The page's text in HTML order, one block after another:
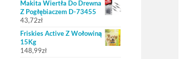
Makita Wiertła Do Drewna
Z Pogłębiaczem D-73455
43,72zł
Friskies Active Z Wołowiną
15Kg
148,99zł